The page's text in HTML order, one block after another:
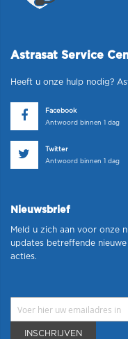
Astrasat Service
Heeft u onze hulp nodig?
Facebook
Antwoord binnen 1 dag
Twitter
Antwoord binnen 1 dag
Nieuwsbrief
Meld u zich aan voor onze
updates betreffende
acties.
INSCHRIJVEN